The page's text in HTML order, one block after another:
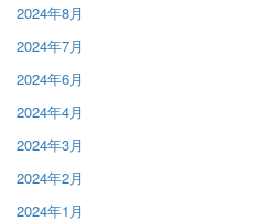
2024年8月
2024年7月
2024年6月
2024年4月
2024年3月
2024年2月
2024年1月